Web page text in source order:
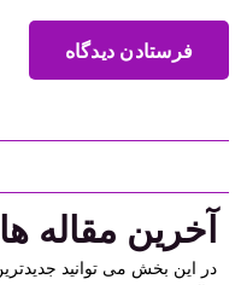
فرستادن دیدگاه
آخرین مقاله ها
در این بخش می توانید